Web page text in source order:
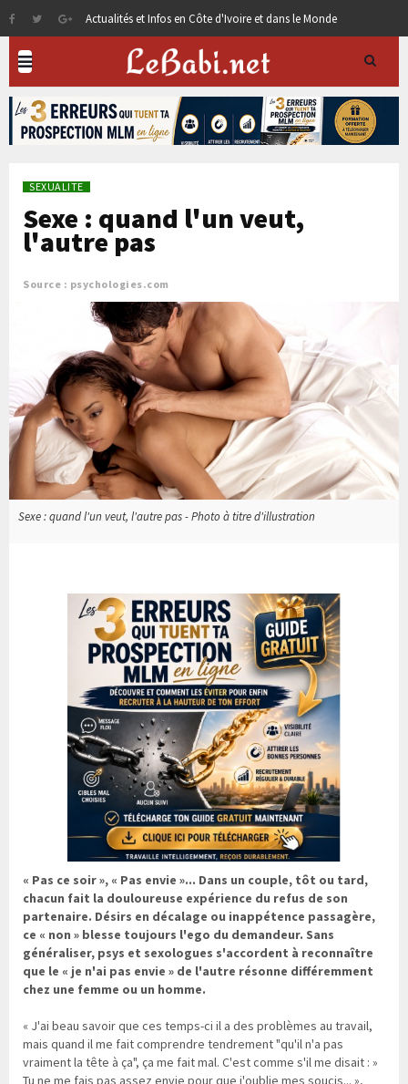
Actualités et Infos en Côte d'Ivoire et dans le Monde
SEXUALITE
Sexe : quand l'un veut,
l'autre pas
Source : psychologies.com
Sexe : quand l'un veut, l'autre pas - Photo à titre d'illustration
« Pas ce soir », « Pas envie »... Dans un couple, tôt ou tard,
chacun fait la douloureuse expérience du refus de son
partenaire. Désirs en décalage ou inappétence passagère,
ce « non » blesse toujours l'ego du demandeur. Sans
généraliser, psys et sexologues s'accordent à reconnaître
que le « je n'ai pas envie » de l'autre résonne différemment
chez une femme ou un homme.
« J'ai beau savoir que ces temps-ci il a des problèmes au travail,
mais quand il me fait comprendre tendrement "qu'il n'a pas
vraiment la tête à ça", ça me fait mal. C'est comme s'il me disait : »
Tu ne me fais pas assez envie pour que j'oublie mes soucis... »,